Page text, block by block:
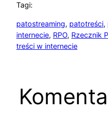
Tagi:
patostreaming, patotreści,
internecie, RPO, Rzecznik
treści w internecie